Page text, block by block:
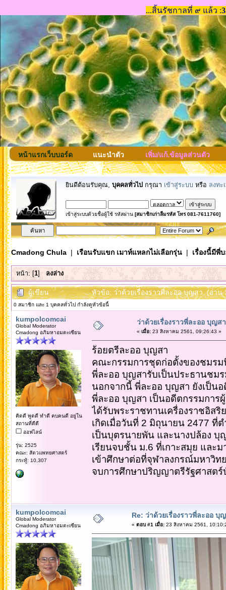
หน้าแรกเว็บบอร์ด แนะนำตัว เพิ่ม/แก้.ข้อมูลส่วนตัว
ยินดีต้อนรับคุณ, บุคคลทั่วไป กรุณา เข้าสู่ระบบ หรือ ลงทะ
เข้าสู่ระบบด้วยชื่อผู้ใช้ รหัสผ่าน [สมาชิกเก่าลืมรหัส โทร 081-7611760]
Cmadong Chula| เรือนรับแขก เมาท์แหลกไม่เลือกรุ่น| เรื่องนี้มีพี่
หน้า: [1] ลงล่าง
ผู้เขียน หัวข้อ: ว่าด้วยเรื่องราวพี่ละออ บุญสา (อ่าน
0 สมาชิก และ 1 บุคคลทั่วไป กำลังดูหัวข้อนี้
kumpolcomcai
Global Moderator
Cmadong อภิมหาอมตะเซียน
คิดดี พูดดี ทำดี คบคนดี อยู่ใน
สถานที่ดีดี
ออฟไลน์
รุ่น: 2525
คณะ: สัตวแพทยศาสตร์
กระทู้: 10,307
ว่าด้วยเรื่องราวพี่ละออ บุญสา
« เมื่อ:23 สิงหาคม 2561, 09:26:43 »
ร้อยตรีละออ บุญสา
คณะกรรมการชุดก่อตั้งของชมร
พี่ละออ บุญสารับเป็นประธานชม
นอกจากนี้ พี่ละออ บุญสา ยังเป็น
พี่ละออ บุญสา เป็นอดีตกรรมการ
ได้รับพระราชทานเครื่องราชอิส
เกิดเมื่อวันที่ 2 มิถุนายน 2477 ที่
เป็นบุตรนายพัน และนางปล้อง บุ
เรียนจบชั้น ม.6 ที่เกาะสมุย และ
เข้าศึกษาต่อที่จุฬาลงกรณ์มหาวิ
จบการศึกษาปริญญาตรีรัฐศาสต
kumpolcomcai
Global Moderator
Cmadong อภิมหาอมตะเซียน
Re: ว่าด้วยเรื่องราวพี่ละออ บุ
« ตอบ #1 เมื่อ:23 สิงหาคม 2561,